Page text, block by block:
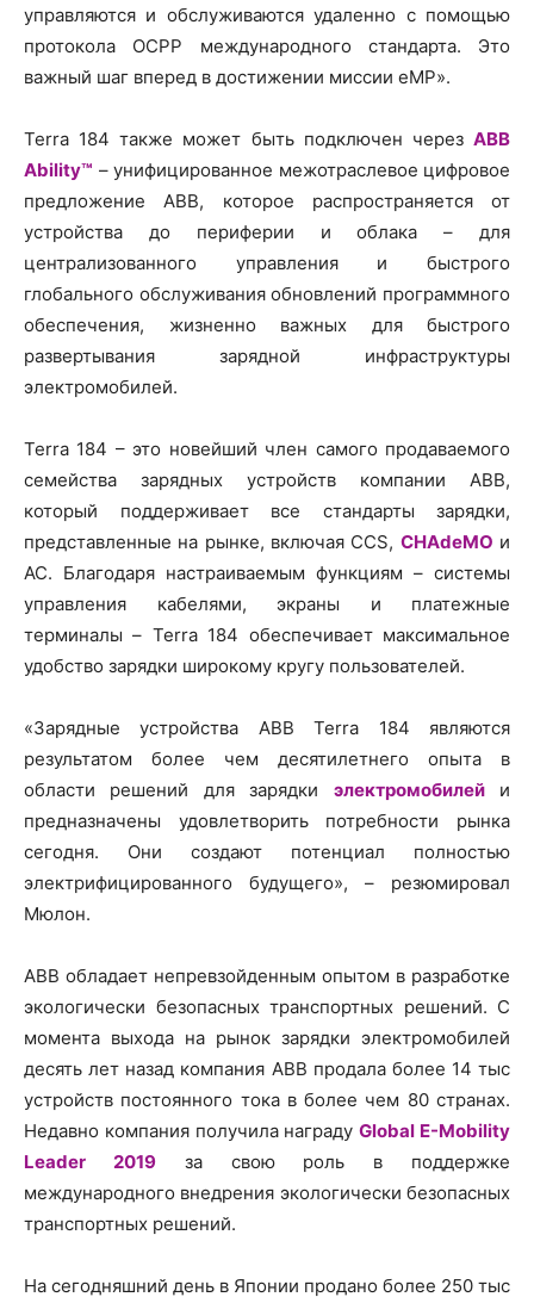
управляются и обслуживаются удаленно с помощью
протокола OCPP международного стандарта. Это
важный шаг вперед в достижении миссии eMP».
Terra 184 также может быть подключен через ABB
Ability™ – унифицированное межотраслевое цифровое
предложение ABB, которое распространяется от
устройства до периферии и облака – для
централизованного управления и быстрого
глобального обслуживания обновлений программного
обеспечения, жизненно важных для быстрого
развертывания зарядной инфраструктуры
электромобилей.
Terra 184 – это новейший член самого продаваемого
семейства зарядных устройств компании ABB,
который поддерживает все стандарты зарядки,
представленные на рынке, включая CCS, CHAdeMO и
AC. Благодаря настраиваемым функциям – системы
управления кабелями, экраны и платежные
терминалы – Terra 184 обеспечивает максимальное
удобство зарядки широкому кругу пользователей.
«Зарядные устройства ABB Terra 184 являются
результатом более чем десятилетнего опыта в
области решений для зарядки электромобилейи
предназначены удовлетворить потребности рынка
сегодня. Они создают потенциал полностью
электрифицированного будущего», – резюмировал
Мюлон.
ABB обладает непревзойденным опытом в разработке
экологически безопасных транспортных решений. С
момента выхода на рынок зарядки электромобилей
десять лет назад компания ABB продала более 14 тыс
устройств постоянного тока в более чем 80 странах.
Недавно компания получила наградуGlobal E-Mobility
Leader 2019за свою роль в поддержке
международного внедрения экологически безопасных
транспортных решений.
На сегодняшний день в Японии продано более 250 тыс